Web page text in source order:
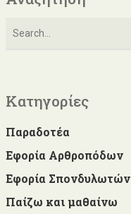
Κατηγορίες
Παραδοτέα
Εφορία Αρθροπόδων
Εφορία Σπονδυλωτών
Παίζω και μαθαίνω